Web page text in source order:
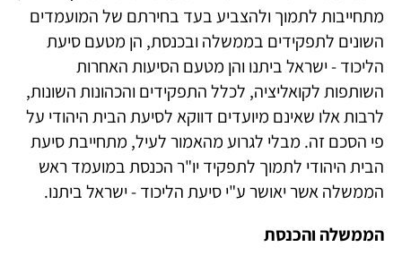
מתחייבות לתמוך ולהצביע בעד בחירתם של המועמדים
השונים לתפקידים בממשלה ובכנסת, הן מטעם סיעת
הליכוד - ישראל ביתנו והן מטעם הסיעות האחרות
השותפות לקואליציה, לכלל התפקידים והכהונות השונות,
לרבות אלו שאינם מיועדים דווקא לסיעת הבית היהודי על
פי הסכם זה. מבלי לגרוע מהאמור לעיל, מתחייבת סיעת
הבית היהודי לתמוך לתפקיד יו"ר הכנסת במועמד ראש
הממשלה אשר יאושר ע"י סיעת הליכוד - ישראל ביתנו.
הממשלה והכנסת